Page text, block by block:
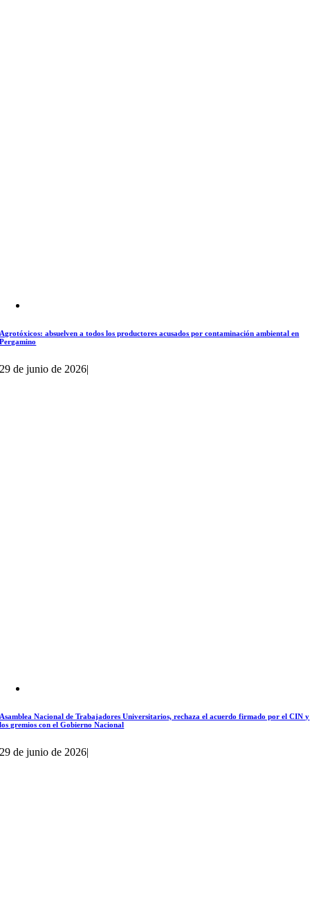
Agrotóxicos: absuelven a todos los productores acusados por contaminación ambiental en
Pergamino
29 de junio de 2026|
Asamblea Nacional de Trabajadores Universitarios, rechaza el acuerdo firmado por el CIN y
los gremios con el Gobierno Nacional
29 de junio de 2026|